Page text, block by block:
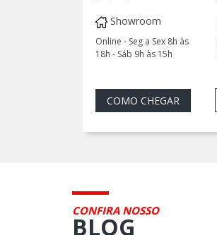
Showroom
Online - Seg a Sex 8h às
18h - Sáb 9h às 15h
COMO CHEGAR
CONFIRA NOSSO
BLOG